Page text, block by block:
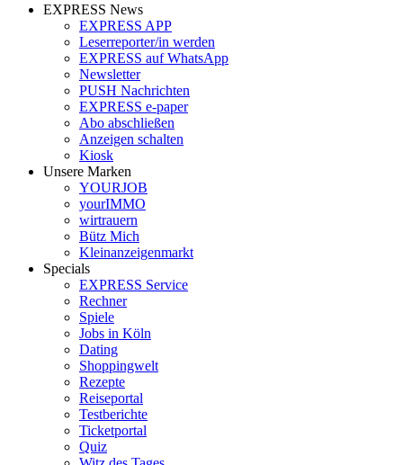
EXPRESS News
EXPRESS APP
Leserreporter/in werden
EXPRESS auf WhatsApp
Newsletter
PUSH Nachrichten
EXPRESS e-paper
Abo abschließen
Anzeigen schalten
Kiosk
Unsere Marken
YOURJOB
yourIMMO
wirtrauern
Bütz Mich
Kleinanzeigenmarkt
Specials
EXPRESS Service
Rechner
Spiele
Jobs in Köln
Dating
Shoppingwelt
Rezepte
Reiseportal
Testberichte
Ticketportal
Quiz